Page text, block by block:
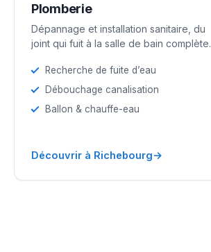
Plomberie
Dépannage et installation sanitaire, du
joint qui fuit à la salle de bain complète.
Recherche de fuite d’eau
Débouchage canalisation
Ballon & chauffe-eau
Découvrir à Richebourg→